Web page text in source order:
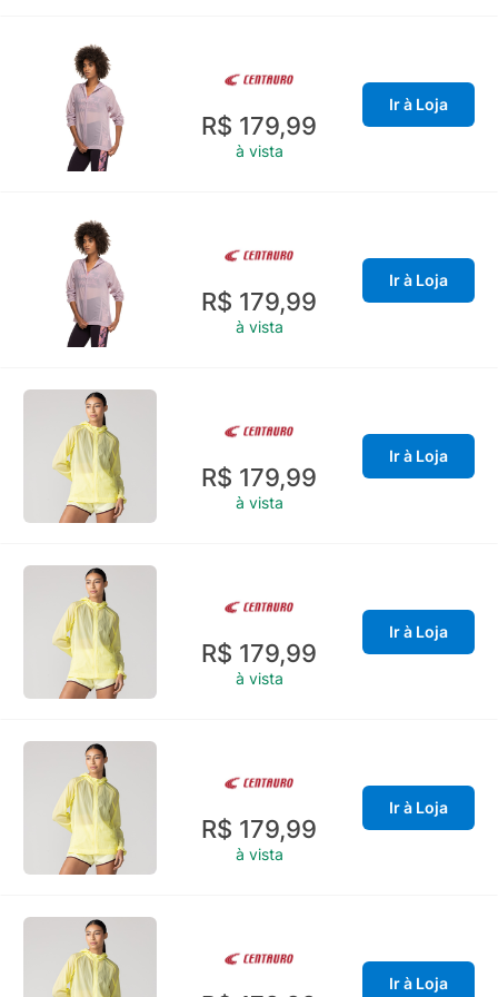
R$ 179,99
à vista
Ir à Loja
R$ 179,99
à vista
Ir à Loja
R$ 179,99
à vista
Ir à Loja
R$ 179,99
à vista
Ir à Loja
R$ 179,99
à vista
Ir à Loja
Ir à Loja